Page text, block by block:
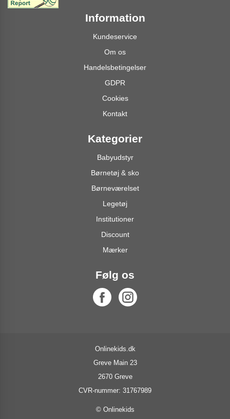
Information
Kundeservice
Om os
Handelsbetingelser
GDPR
Cookies
Kontakt
Kategorier
Babyudstyr
Børnetøj & sko
Børneværelset
Legetøj
Institutioner
Discount
Mærker
Følg os
Onlinekids.dk
Greve Main 23
2670 Greve
CVR-nummer: 31767989
© Onlinekids